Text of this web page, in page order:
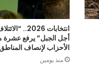
انتخابات
أجل الجبل” يرفع عشرة
الأحزاب لإنصاف المناطق
منذ يومين